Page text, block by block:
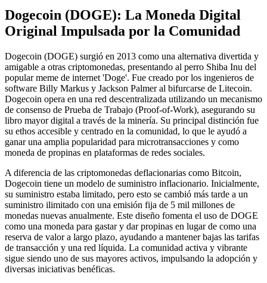
Dogecoin (DOGE): La Moneda Digital
Original Impulsada por la Comunidad
Dogecoin (DOGE) surgió en 2013 como una alternativa divertida y
amigable a otras criptomonedas, presentando al perro Shiba Inu del
popular meme de internet 'Doge'. Fue creado por los ingenieros de
software Billy Markus y Jackson Palmer al bifurcarse de Litecoin.
Dogecoin opera en una red descentralizada utilizando un mecanismo
de consenso de Prueba de Trabajo (Proof-of-Work), asegurando su
libro mayor digital a través de la minería. Su principal distinción fue
su ethos accesible y centrado en la comunidad, lo que le ayudó a
ganar una amplia popularidad para microtransacciones y como
moneda de propinas en plataformas de redes sociales.
A diferencia de las criptomonedas deflacionarias como Bitcoin,
Dogecoin tiene un modelo de suministro inflacionario. Inicialmente,
su suministro estaba limitado, pero esto se cambió más tarde a un
suministro ilimitado con una emisión fija de 5 mil millones de
monedas nuevas anualmente. Este diseño fomenta el uso de DOGE
como una moneda para gastar y dar propinas en lugar de como una
reserva de valor a largo plazo, ayudando a mantener bajas las tarifas
de transacción y una red líquida. La comunidad activa y vibrante
sigue siendo uno de sus mayores activos, impulsando la adopción y
diversas iniciativas benéficas.